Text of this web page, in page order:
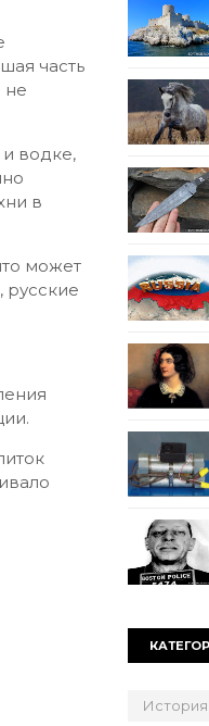
часть
не
водке,
в
может
История